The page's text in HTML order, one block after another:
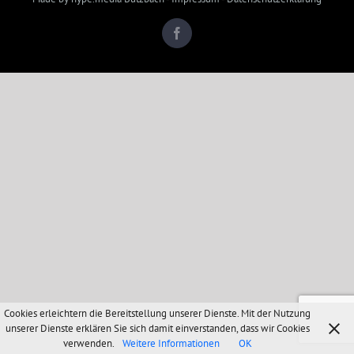
Facebook
Cookies erleichtern die Bereitstellung unserer Dienste. Mit der Nutzung
unserer Dienste erklären Sie sich damit einverstanden, dass wir Cookies
verwenden.
Weitere Informationen OK